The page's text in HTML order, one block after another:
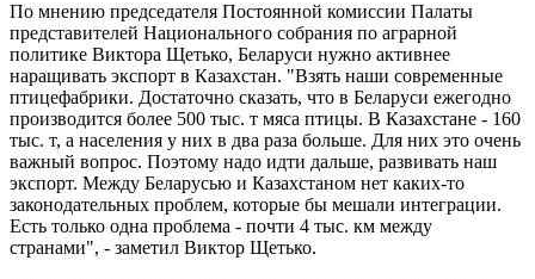
По мнению председателя Постоянной комиссии Палаты
представителей Национального собрания по аграрной
политике Виктора Щетько, Беларуси нужно активнее
наращивать экспорт в Казахстан. "Взять наши современные
птицефабрики. Достаточно сказать, что в Беларуси ежегодно
производится более 500 тыс. т мяса птицы. В Казахстане - 160
тыс. т, а населения у них в два раза больше. Для них это очень
важный вопрос. Поэтому надо идти дальше, развивать наш
экспорт. Между Беларусью и Казахстаном нет каких-то
законодательных проблем, которые бы мешали интеграции.
Есть только одна проблема - почти 4 тыс. км между
странами", - заметил Виктор Щетько.